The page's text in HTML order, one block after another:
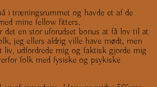
i træningsrummet og havde et af de
mine fellow fitters.
det en stor uforudset bonus at få lov til at
jeg ellers aldrig ville have mødt, men
udfordrede mig og faktisk gjorde mig
folk med fysiske og psykiske